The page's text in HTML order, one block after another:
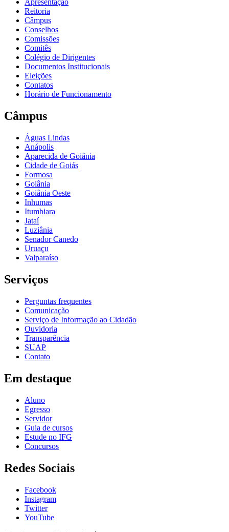
Apresentação
Reitoria
Câmpus
Conselhos
Comissões
Comitês
Colégio de Dirigentes
Documentos Institucionais
Eleições
Contatos
Horário de Funcionamento
Câmpus
Águas Lindas
Anápolis
Aparecida de Goiânia
Cidade de Goiás
Formosa
Goiânia
Goiânia Oeste
Inhumas
Itumbiara
Jataí
Luziânia
Senador Canedo
Uruaçu
Valparaíso
Serviços
Perguntas frequentes
Comunicação
Serviço de Informação ao Cidadão
Ouvidoria
Transparência
SUAP
Contato
Em destaque
Aluno
Egresso
Servidor
Guia de cursos
Estude no IFG
Concursos
Redes Sociais
Facebook
Instagram
Twitter
YouTube